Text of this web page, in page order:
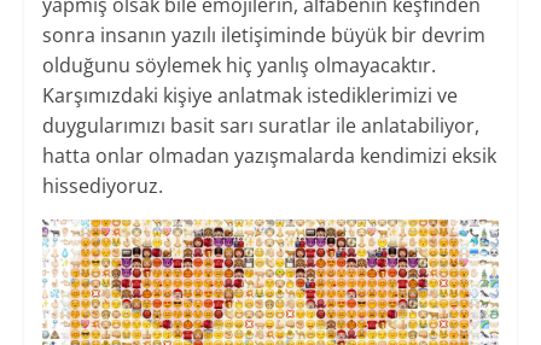
sonra insanın yazılı iletişiminde büyük bir devrim
olduğunu söylemek hiç yanlış olmayacaktır.
Karşımızdaki kişiye anlatmak istediklerimizi ve
duygularımızı basit sarı suratlar ile anlatabiliyor,
hatta onlar olmadan yazışmalarda kendimizi eksik
hissediyoruz.